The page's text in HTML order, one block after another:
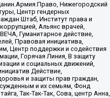
Нижегородский
Центр гендерных
Штаб, Институт права и
Альянс врачей,
Гуманитарное действие,
Правовая инициатива,
Центр поддержки и содействия
Горячая Линия, В защиту
и социальных движений,
Действие,
и защиты прав граждан,
и их семьям, Фонд
Так-Так-Так, Сова, центр Анна,